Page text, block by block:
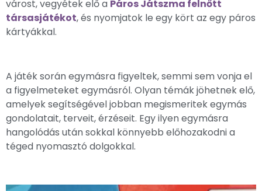
várost, vegyétek elő a Páros Játszma felnőtt
társasjátékot, és nyomjatok le egy kört az egy páros
kártyákkal.
A játék során egymásra figyeltek, semmi sem vonja el
a figyelmeteket egymásról. Olyan témák jöhetnek elő,
amelyek segítségével jobban megismeritek egymás
gondolatait, terveit, érzéseit. Egy ilyen egymásra
hangolódás után sokkal könnyebb előhozakodni a
téged nyomasztó dolgokkal.